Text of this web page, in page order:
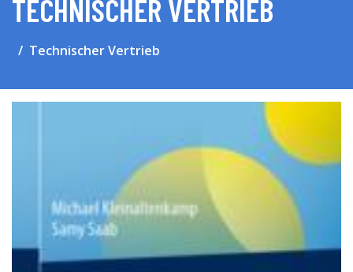
TECHNISCHER VERTRIEB
Technischer Vertrieb